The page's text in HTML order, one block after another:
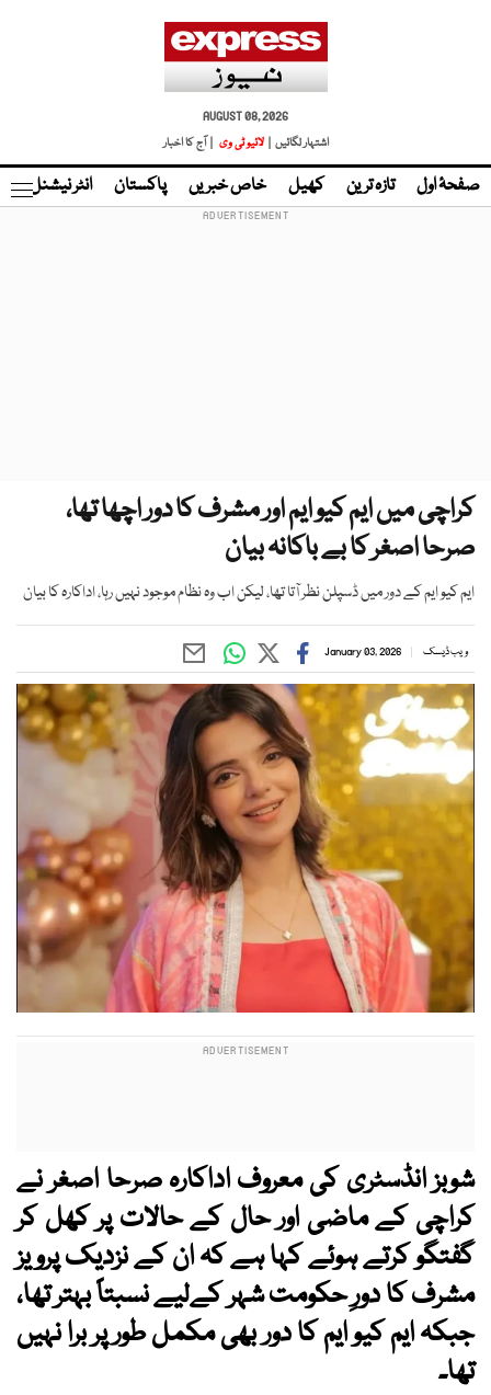
AUGUST 08, 2026
اشتہار لگائیں |
لائیو ٹی وی | آج کا اخبار
صفحۂ اول تازہ ترین کھیل خاص خبریں پاکستان انٹر نیشنل
کراچی میں ایم کیو ایم اور مشرف کا دور اچھا تھا،
صرحا اصغر کا بے باکانہ بیان
ایم کیو ایم کے دور میں ڈسپلن نظر آتا تھا، لیکن اب وہ نظام موجود نہیں رہا، اداکارہ کا بیان
ویب ڈیسک January 03, 2026
شوبز انڈسٹری کی معروف اداکارہ صرحا اصغر نے
کراچی کے ماضی اور حال کے حالات پر کھل کر
گفتگو کرتے ہوئے کہا ہے کہ ان کے نزدیک پرویز
مشرف کا دورِ حکومت شہر کےلیے نسبتاً بہتر تھا،
جبکہ ایم کیو ایم کا دور بھی مکمل طور پر برا نہیں
تھا۔